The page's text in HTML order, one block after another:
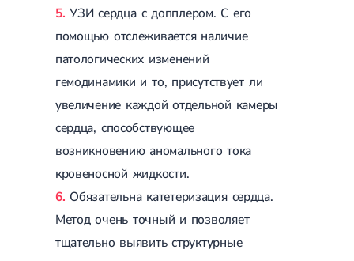
УЗИ сердца с допплером. С его
помощью отслеживается наличие
патологических изменений
гемодинамики и то, присутствует ли
увеличение каждой отдельной камеры
сердца, способствующее
возникновению аномального тока
кровеносной жидкости.
Обязательна катетеризация сердца.
Метод очень точный и позволяет
тщательно выявить структурные